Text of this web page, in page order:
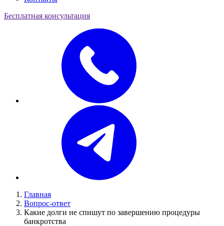
Бесплатная консультация
Главная
Вопрос-ответ
Какие долги не спишут по завершению процедуры
банкротства